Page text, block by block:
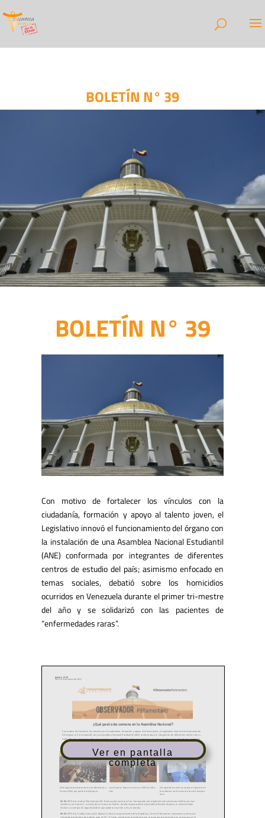
BOLETÍN N° 39
BOLETÍN N° 39
Con motivo de fortalecer los vínculos con la
ciudadanía, formación y apoyo al talento joven, el
Legislativo innovó el funcionamiento del órgano con
la instalación de una Asamblea Nacional Estudiantil
(ANE) conformada por integrantes de diferentes
centros de estudio del país; asimismo enfocado en
temas sociales, debatió sobre los homicidios
ocurridos en Venezuela durante el primer tri-mestre
del año y se solidarizó con las pacientes de
“enfermedades raras”.
Ver en pantalla
completa